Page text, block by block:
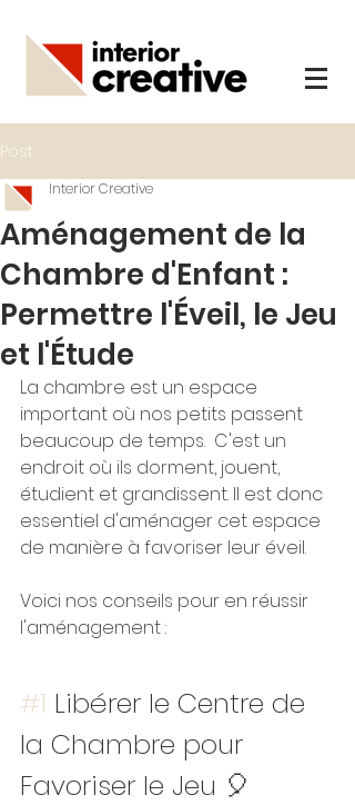
Post
Aménagement de la
Chambre d'Enfant :
Permettre l'Éveil, le Jeu
et l'Étude
Interior Creative
La chambre est un espace
important où nos petits passent
beaucoup de temps.  C'est un
endroit où ils dorment, jouent,
étudient et grandissent. Il est donc
essentiel d'aménager cet espace
de manière à favoriser leur éveil.
Voici nos conseils pour en réussir
l'aménagement :
#1 Libérer le Centre de
la Chambre pour
Favoriser le Jeu 🎈